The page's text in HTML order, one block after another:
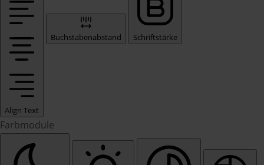
Align Text
Buchstabenabstand Schriftstärke
Farbmodule